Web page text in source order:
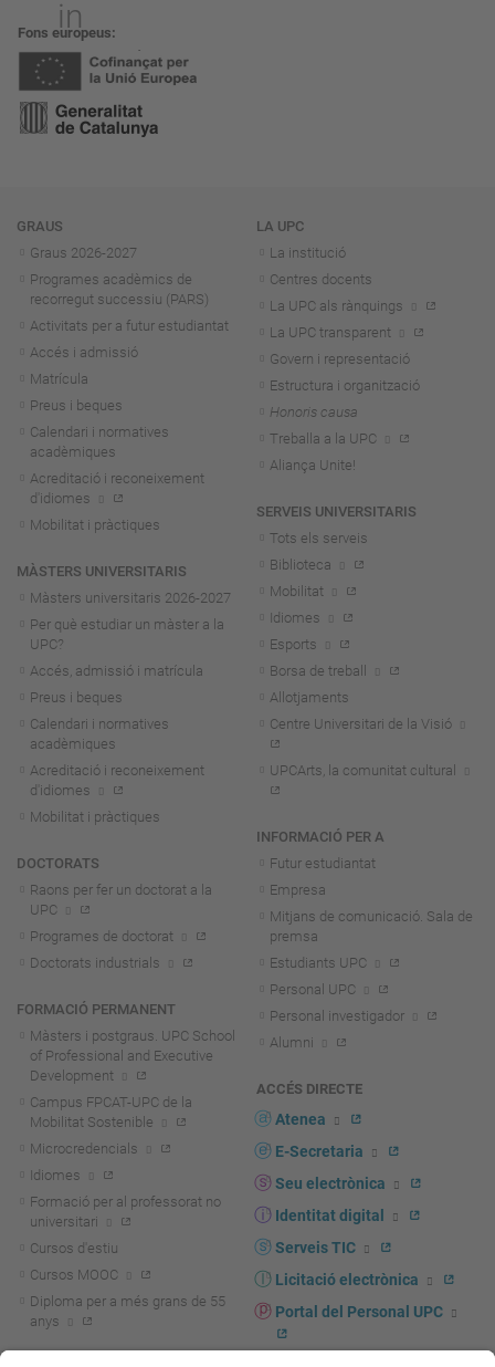
Fons europeus
Navegació
GRAUS
Graus 2026-2027
Programes acadèmics de
recorregut successiu (PARS)
Activitats per a futur estudiantat
Accés i admissió
Matrícula
Preus i beques
Calendari i normatives
acadèmiques
Acreditació i reconeixement
d'idiomes
Mobilitat i pràctiques
MÀSTERS UNIVERSITARIS
Màsters universitaris 2026-2027
Per què estudiar un màster a la
UPC?
Accés, admissió i matrícula
Preus i beques
Calendari i normatives
acadèmiques
Acreditació i reconeixement
d'idiomes
Mobilitat i pràctiques
DOCTORATS
Raons per fer un doctorat a la
UPC
Programes de doctorat
Doctorats industrials
FORMACIÓ PERMANENT
Màsters i postgraus. UPC School
of Professional and Executive
Development
Campus FPCAT-UPC de la
Mobilitat Sostenible
Microcredencials
Idiomes
Formació per al professorat no
universitari
Cursos d'estiu
Cursos MOOC
Diploma per a més grans de 55
anys
LA UPC
La institució
Centres docents
La UPC als rànquings
La UPC transparent
Govern i representació
Estructura i organització
Honoris causa
Treballa a la UPC
Aliança Unite!
SERVEIS UNIVERSITARIS
Tots els serveis
Biblioteca
Mobilitat
Idiomes
Esports
Borsa de treball
Allotjaments
Centre Universitari de la Visió
UPCArts, la comunitat cultural
INFORMACIÓ PER A
Futur estudiantat
Empresa
Mitjans de comunicació. Sala de
premsa
Estudiants UPC
Personal UPC
Personal investigador
Alumni
ACCÉS DIRECTE
Atenea
E-Secretaria
Seu electrònica
Identitat digital
Serveis TIC
Licitació electrònica
Portal del Personal UPC